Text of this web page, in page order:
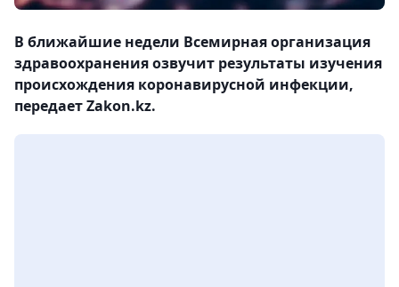
В ближайшие недели Всемирная организация
здравоохранения озвучит результаты изучения
происхождения коронавирусной инфекции,
передает Zakon.kz.